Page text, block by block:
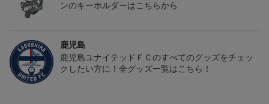
ンのキーホルダーはこちらから
鹿児島
鹿児島ユナイテッドＦＣのすべてのグッズをチェッ
クしたい方に！全グッズ一覧はこちら！